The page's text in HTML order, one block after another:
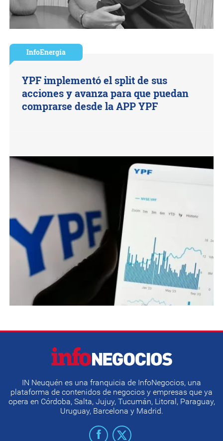
InfoEnergía
YPF implementó el split de sus
acciones y avanza para que puedan
comprarse desde la APP YPF
IN Neuquén es una franquicia de InfoNegocios, una
plataforma de contenidos de negocios y empresas que ya
opera en Córdoba, Salta, Jujuy, Tucumán, Litoral, Paraguay,
Uruguay, Barcelona y Madrid.